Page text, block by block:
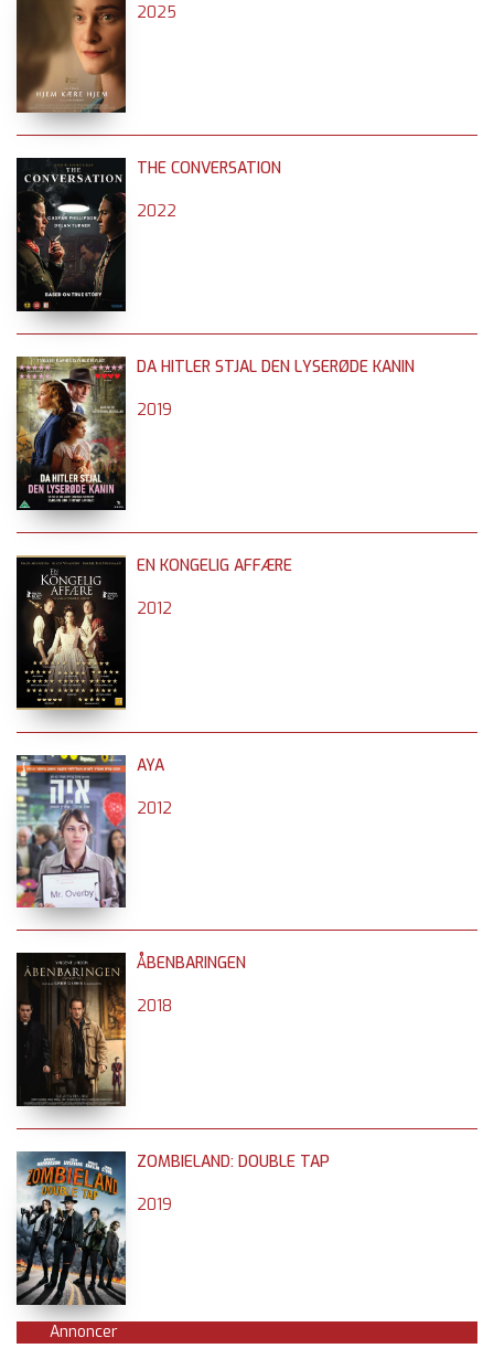
2025
THE CONVERSATION
2022
DA HITLER STJAL DEN LYSERØDE KANIN
2019
EN KONGELIG AFFÆRE
2012
AYA
2012
ÅBENBARINGEN
2018
ZOMBIELAND: DOUBLE TAP
2019
Annoncer